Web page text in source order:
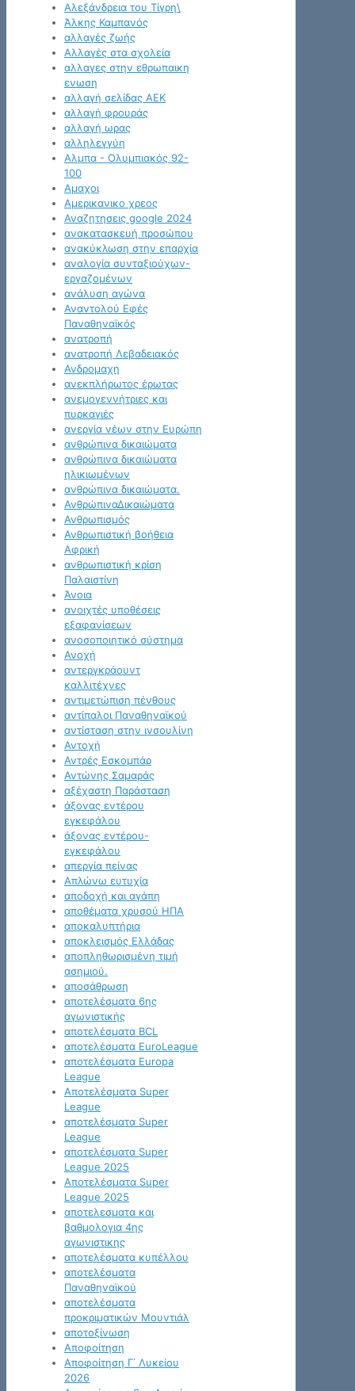
Αλεξάνδρεια του Τίγρη\
Άλκης Καμπανός
αλλαγές ζωής
Αλλαγές στα σχολεία
αλλαγες στην εθρωπαικη
ενωση
αλλαγή σελίδας ΑΕΚ
αλλαγή φρουράς
αλλαγή ωρας
αλληλεγγύη
Αλμπα - Ολυμπιακός 92-
100
Αμαχοι
Αμερικανικο χρεος
Αναζητησεις google 2024
ανακατασκευή προσώπου
ανακύκλωση στην επαρχία
αναλογία συνταξιούχων-
εργαζομένων
ανάλυση αγώνα
Αναντολού Εφές
Παναθηναϊκός
ανατροπή
ανατροπή Λεβαδειακός
Ανδρομαχη
ανεκπλήρωτος έρωτας
ανεμογεννήτριες και
πυρκαγιές
ανεργία νέων στην Ευρώπη
ανθρώπινα δικαιώματα
ανθρώπινα δικαιώματα
ηλικιωμένων
ανθρώπινα δικαιώματα.
ΑνθρώπιναΔικαιώματα
Ανθρωπισμός
Ανθρωπιστική βοήθεια
Αφρική
ανθρωπιστική κρίση
Παλαιστίνη
Άνοια
ανοιχτές υποθέσεις
εξαφανίσεων
ανοσοποιητικό σύστημα
Ανοχή
αντεργκράουντ
καλλιτέχνες
αντιμετώπιση πένθους
αντίπαλοι Παναθηναϊκού
αντίσταση στην ινσουλίνη
Αντοχή
Αντρές Εσκομπάρ
Αντώνης Σαμαράς
αξέχαστη Παράσταση
άξονας εντέρου
εγκεφάλου
άξονας εντέρου-
εγκεφάλου
απεργία πείνας
Απλώνω ευτυχία
αποδοχή και αγάπη
αποθέματα χρυσού ΗΠΑ
αποκαλυπτήρια
αποκλεισμός Ελλάδας
αποπληθωρισμένη τιμή
ασημιού.
αποσάθρωση
αποτελέσματα 6ης
αγωνιστικής
αποτελέσματα BCL
αποτελέσματα EuroLeague
αποτελέσματα Europa
League
Αποτελέσματα Super
League
αποτελέσματα Super
League
αποτελέσματα Super
League 2025
Αποτελέσματα Super
League 2025
αποτελεσματα και
βαθμολογια 4ης
αγωνιστικης
αποτελέσματα κυπέλλου
αποτελέσματα
Παναθηναϊκού
αποτελέσματα
προκριματικών Μουντιάλ
αποτοξίνωση
Αποφοίτηση
Αποφοίτηση Γ΄ Λυκείου
2026